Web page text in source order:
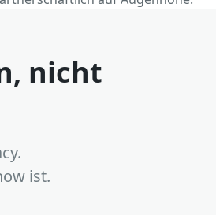
nicht
ist.